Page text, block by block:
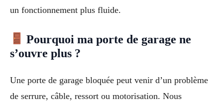
un fonctionnement plus fluide.
Pourquoi ma porte de garage ne
s’ouvre plus ?
Une porte de garage bloquée peut venir d’un problème
de serrure, câble, ressort ou motorisation. Nous